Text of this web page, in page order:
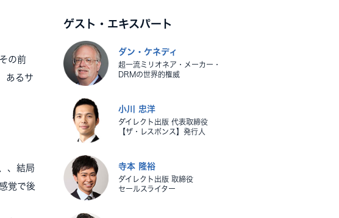
の前
あるサ
、結局
覚で後
ゲスト・エキスパート
ダン・ケネディ
超一流ミリオネア・メーカー・
DRMの世界的権威
小川 忠洋
ダイレクト出版 代表取締役
【ザ・レスポンス】発行人
寺本 隆裕
ダイレクト出版 取締役
セールスライター